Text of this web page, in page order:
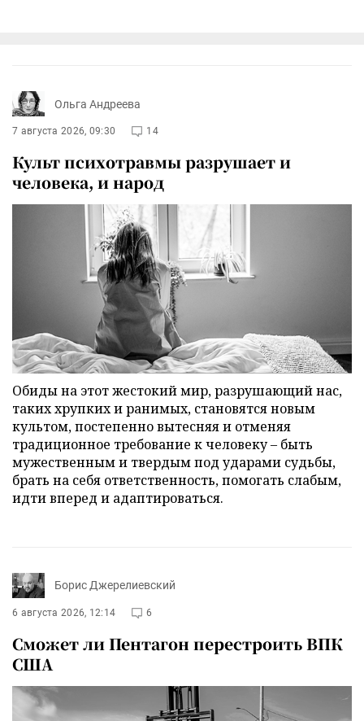
Ольга Андреева
7 августа 2026, 09:30 14
Культ психотравмы разрушает и
человека, и народ
Обиды на этот жестокий мир, разрушающий нас,
таких хрупких и ранимых, становятся новым
культом, постепенно вытесняя и отменяя
традиционное требование к человеку – быть
мужественным и твердым под ударами судьбы,
брать на себя ответственность, помогать слабым,
идти вперед и адаптироваться.
Борис Джерелиевский
6 августа 2026, 12:14 6
Сможет ли Пентагон перестроить ВПК
США